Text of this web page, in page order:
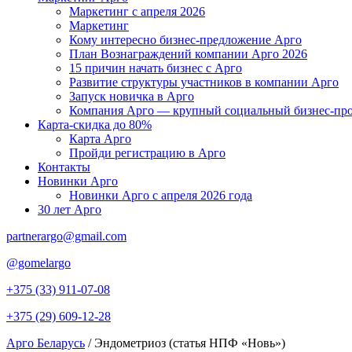
Маркетинг с апреля 2026
Маркетинг
Кому интересно бизнес-предложение Арго
План Вознаграждений компании Арго 2026
15 причин начать бизнес с Арго
Развитие структуры участников в компании Арго
Запуск новичка в Арго
Компания Арго — крупный социальный бизнес-
Карта-скидка до 80%
Карта Арго
Пройди регистрацию в Арго
Контакты
Новинки Арго
Новинки Арго с апреля 2026 года
30 лет Арго
partnerargo@gmail.com
@gomelargo
+375 (33) 911-07-08
+375 (29) 609-12-28
Арго Беларусь /Эндометриоз (статья НПФ «Новь»)